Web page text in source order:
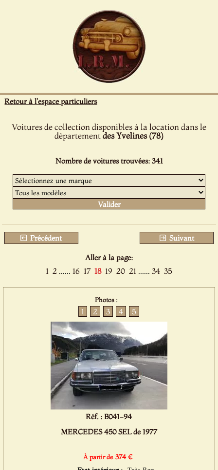
Retour à l'espace particuliers
Voitures de collection disponibles à la location dans le
départementdes Yvelines (78)
Nombre de voitures trouvées: 341
Précédent Suivant
Aller à la page:
1 2 ...... 16 17 18 19 20 21 ...... 34 35
Photos :
1 2 3 4 5
Réf. : B041-94
MERCEDES 450 SEL de 1977
À partir de 374 €